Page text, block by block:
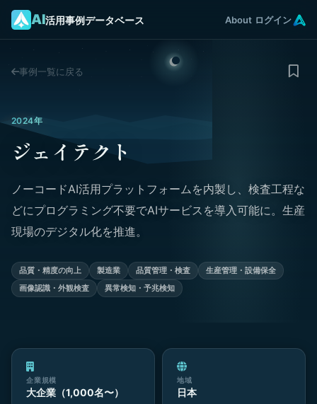
AI活用事例データベース About ログイン
事例一覧に戻る
2024年
ジェイテクト
ノーコードAI活用プラットフォームを内製し、検査工程な
どにプログラミング不要でAIサービスを導入可能に。生産
現場のデジタル化を推進。
品質・精度の向上 製造業 品質管理・検査
生産管理・設備保全
画像認識・外観検査
異常検知・予兆検知
企業規模
大企業（1,000名〜）
地域
日本